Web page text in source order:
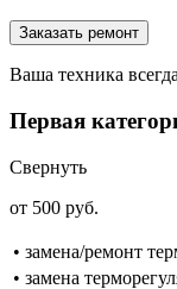
Заказать ремонт
Ваша техника
Первая
Свернуть
от 500 руб.
• замена/ремонт
• замена